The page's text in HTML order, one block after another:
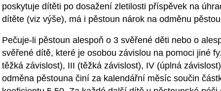
poskytuje dítěti po dosažení zletilosti příspěvek na
dítěte (viz výše), má i pěstoun nárok na odměnu
Pečuje-li pěstoun alespoň o 3 svěřené děti nebo o
svěřené dítě, které je osobou závislou na pomoci jiné
těžká závislost), III (těžká závislost), IV (úplná
odměna pěstouna činí za kalendářní měsíc součin